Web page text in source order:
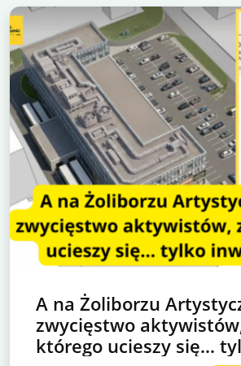
A na Żoliborzu
zwycięstwo
którego ucieszy się…